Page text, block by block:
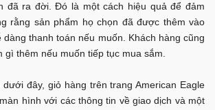
đã ra đời. Đó là một cách hiệu quả để đảm
rằng sản phẩm họ chọn đã được thêm vào
dàng thanh toán nếu muốn. Khách hàng cũng
gì thêm nếu muốn tiếp tục mua sắm.
đây, giỏ hàng trên trang American Eagle
hình với các thông tin về giao dịch và một